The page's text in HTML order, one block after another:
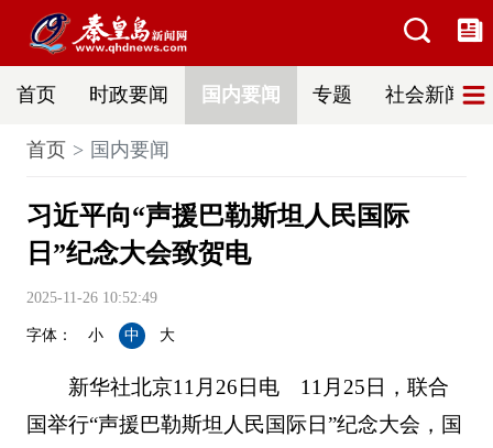
首页 时政要闻 国内要闻 专题 社会新闻
首页 国内要闻
习近平向“声援巴勒斯坦人民国际
日”纪念大会致贺电
2025-11-26 10:52:49
字体： 小 中 大
新华社北京11月26日电 11月25日，联合
国举行“声援巴勒斯坦人民国际日”纪念大会，国